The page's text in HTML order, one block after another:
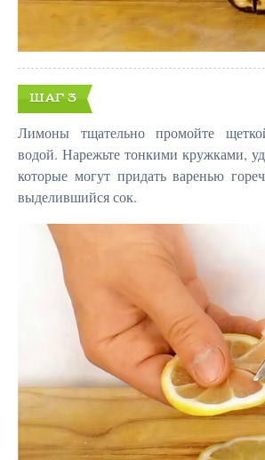
ШАГ 3
Лимоны тщательно промойте
водой. Нарежьте тонкими кружками,
которые могут придать варенью
выделившийся сок.